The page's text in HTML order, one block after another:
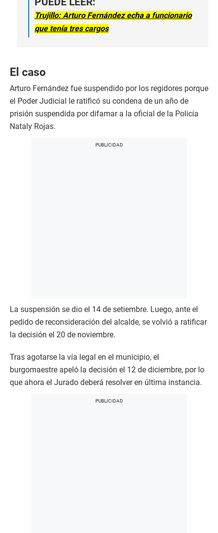
Trujillo: Arturo Fernández echa a funcionario
que tenía tres cargos
El caso
Arturo Fernández fue suspendido por los regidores porque
el Poder Judicial le ratificó su condena de un año de
prisión suspendida por difamar a la oficial de la Policía
Nataly Rojas.
La suspensión se dio el 14 de setiembre. Luego, ante el
pedido de reconsideración del alcalde, se volvió a ratificar
la decisión el 20 de noviembre.
Tras agotarse la vía legal en el municipio, el
burgomaestre apeló la decisión el 12 de diciembre, por lo
que ahora el Jurado deberá resolver en última instancia.